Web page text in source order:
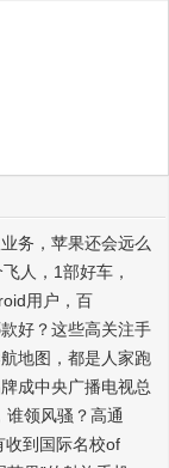
务，苹果还会远么
人，1部好车，
用户，百
好？这些高关注手
地图，都是人家跑
成中央广播电视总
谁领风骚？高通
收到国际名校of